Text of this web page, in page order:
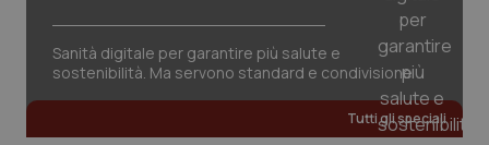
Sanità digitale per garantire più salute e
sostenibilità. Ma servono standard e condivisione
Tutti gli speciali
.quotidianosanita.it